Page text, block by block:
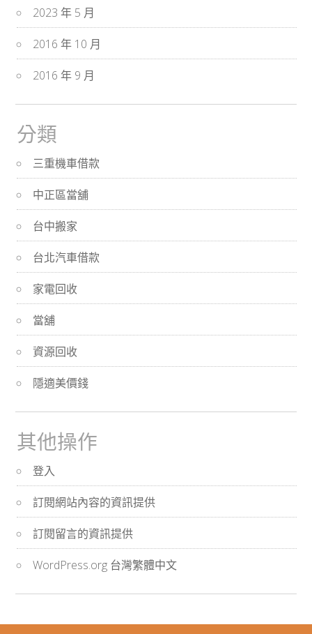
2023 年 5 月
2016 年 10 月
2016 年 9 月
分類
三重機車借款
中正區當舖
台中搬家
台北汽車借款
家電回收
當舖
資源回收
隱適美價錢
其他操作
登入
訂閱網站內容的資訊提供
訂閱留言的資訊提供
WordPress.org 台灣繁體中文